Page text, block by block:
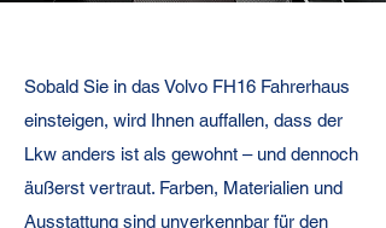
Ihr Fahrerhaus, Ihr Zuhause.
Sobald Sie in das Volvo FH16 Fahrerhaus
einsteigen, wird Ihnen auffallen, dass der
Lkw anders ist als gewohnt – und dennoch
äußerst vertraut. Farben, Materialien und
Ausstattung sind unverkennbar für den